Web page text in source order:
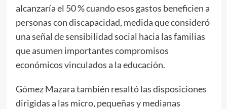
alcanzaría el 50 % cuando esos gastos beneficien a
personas con discapacidad, medida que consideró
una señal de sensibilidad social hacia las familias
que asumen importantes compromisos
económicos vinculados a la educación.
Gómez Mazara también resaltó las disposiciones
dirigidas a las micro, pequeñas y medianas